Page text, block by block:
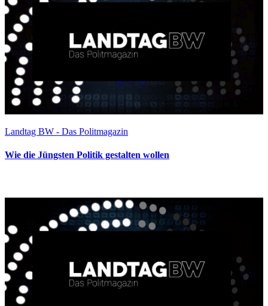
Landtag BW - Das Politmagazin
Wie die Jüngsten Politik gestalten wollen